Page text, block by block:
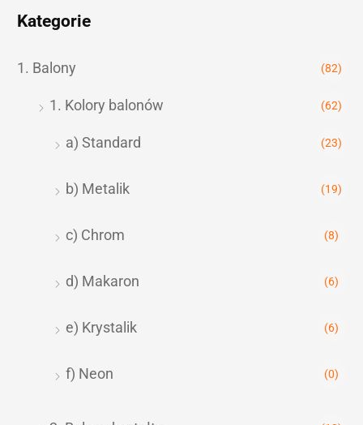
Kategorie
1. Balony (82)
1. Kolory balonów (62)
a) Standard (23)
b) Metalik (19)
c) Chrom (8)
d) Makaron (6)
e) Krystalik (6)
f) Neon (0)